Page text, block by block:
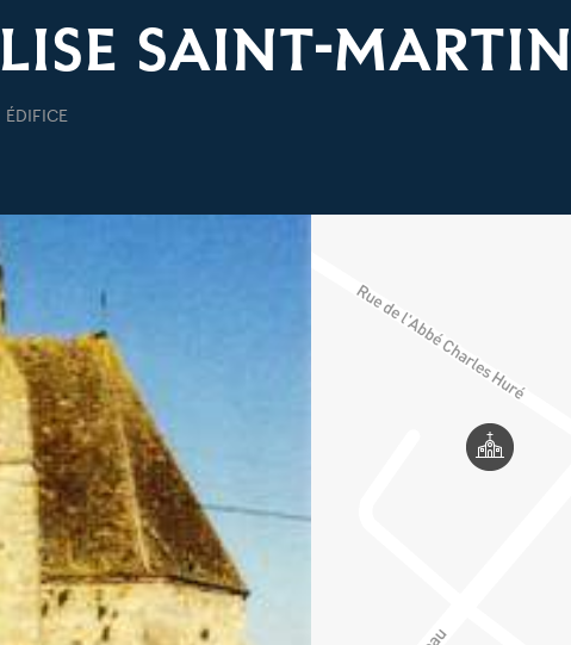
SAINT-MARTIN
ÉDIFICE